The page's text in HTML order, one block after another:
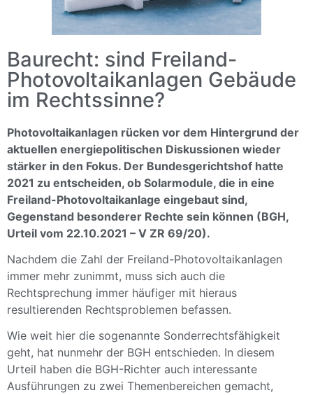
Baurecht: sind Freiland-
Photovoltaikanlagen Gebäude
im Rechtssinne?
Photovoltaikanlagen rücken vor dem Hintergrund der
aktuellen energiepolitischen Diskussionen wieder
stärker in den Fokus. Der Bundesgerichtshof hatte
2021 zu entscheiden, ob Solarmodule, die in eine
Freiland-Photovoltaikanlage eingebaut sind,
Gegenstand besonderer Rechte sein können (BGH,
Urteil vom 22.10.2021 – V ZR 69/20).
Nachdem die Zahl der Freiland-Photovoltaikanlagen
immer mehr zunimmt, muss sich auch die
Rechtsprechung immer häufiger mit hieraus
resultierenden Rechtsproblemen befassen.
Wie weit hier die sogenannte Sonderrechtsfähigkeit
geht, hat nunmehr der BGH entschieden. In diesem
Urteil haben die BGH-Richter auch interessante
Ausführungen zu zwei Themenbereichen gemacht,